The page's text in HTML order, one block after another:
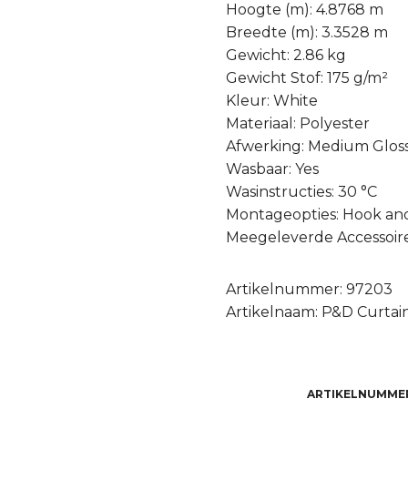
Hoogte (m): 4.8768 m
Breedte (m): 3.3528 m
Gewicht: 2.86 kg
Gewicht Stof: 175 g/m²
Kleur: White
Materiaal: Polyester
Afwerking: Medium
Wasbaar: Yes
Wasinstructies: 30 °C
Montageopties: Hook
Meegeleverde
Artikelnummer: 97203
Artikelnaam: P&D Curtain